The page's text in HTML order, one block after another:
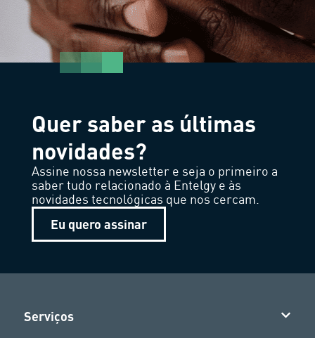
Quer saber as últimas
novidades?
Assine nossa newsletter e seja o primeiro a
saber tudo relacionado à Entelgy e às
novidades tecnológicas que nos cercam.
Eu quero assinar
Serviços